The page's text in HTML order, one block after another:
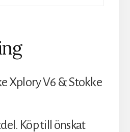
Xplory V6 & Stokke
Köp till önskat